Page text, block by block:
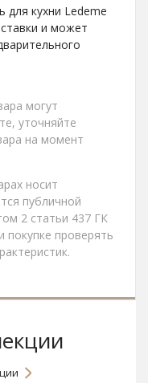
для кухни Ledeme
и может
могут
уточняйте
на момент
носит
публичной
2 статьи 437 ГК
проверять